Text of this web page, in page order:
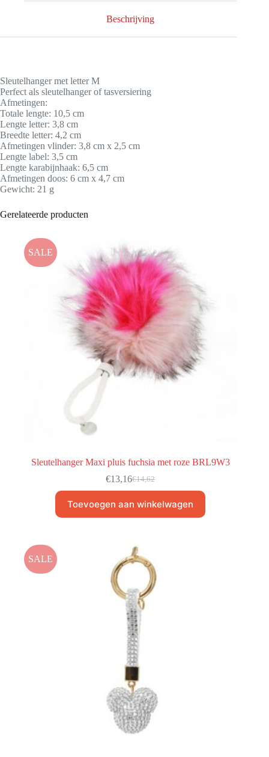
Beschrijving
Sleutelhanger met letter M
Perfect als sleutelhanger of tasversiering
Afmetingen:
Totale lengte: 10,5 cm
Lengte letter: 3,8 cm
Breedte letter: 4,2 cm
Afmetingen vlinder: 3,8 cm x 2,5 cm
Lengte label: 3,5 cm
Lengte karabijnhaak: 6,5 cm
Afmetingen doos: 6 cm x 4,7 cm
Gewicht: 21 g
Gerelateerde producten
SALE
Sleutelhanger Maxi pluis fuchsia met roze BRL9W3
€14,62
€13,16
Toevoegen aan winkelwagen
SALE